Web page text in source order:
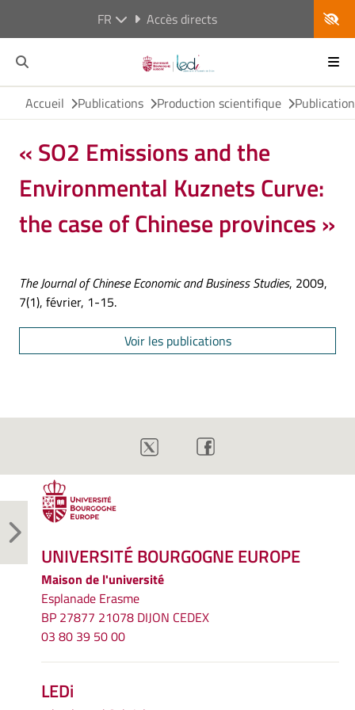
FR Accès directs
Accueil Publications Production scientifique
« SO2 Emissions and the
Environmental Kuznets Curve:
the case of Chinese provinces »
The Journal of Chinese Economic and Business Studies, 2009,
7(1), février, 1-15.
Voir les publications
UNIVERSITÉ BOURGOGNE EUROPE
Maison de l'université
Esplanade Erasme
BP 27877 21078 DIJON CEDEX
03 80 39 50 00
LEDi